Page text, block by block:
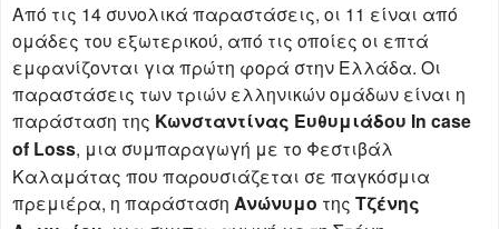
Από τις 14 συνολικά παραστάσεις, οι 11 είναι από
ομάδες του εξωτερικού, από τις οποίες οι επτά
εμφανίζονται για πρώτη φορά στην Ελλάδα. Οι
παραστάσεις των τριών ελληνικών ομάδων είναι η
παράσταση της Κωνσταντίνας Ευθυμιάδου In case
of Loss, μια συμπαραγωγή με το Φεστιβάλ
Καλαμάτας που παρουσιάζεται σε παγκόσμια
πρεμιέρα, η παράσταση Ανώνυμο της Τζένης